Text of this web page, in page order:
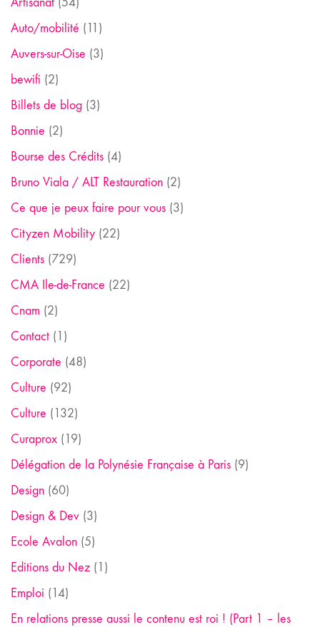
Auto/mobilité (11)
Auvers-sur-Oise (3)
bewifi (2)
Billets de blog (3)
Bonnie (2)
Bourse des Crédits (4)
Bruno Viala / ALT Restauration (2)
Ce que je peux faire pour vous (3)
Cityzen Mobility (22)
Clients (729)
CMA Ile-de-France (22)
Cnam (2)
Contact (1)
Corporate (48)
Culture (92)
Culture (132)
Curaprox (19)
Délégation de la Polynésie Française à Paris (9)
Design (60)
Design & Dev (3)
Ecole Avalon (5)
Editions du Nez (1)
Emploi (14)
En relations presse aussi le contenu est roi ! (Part 1 – les